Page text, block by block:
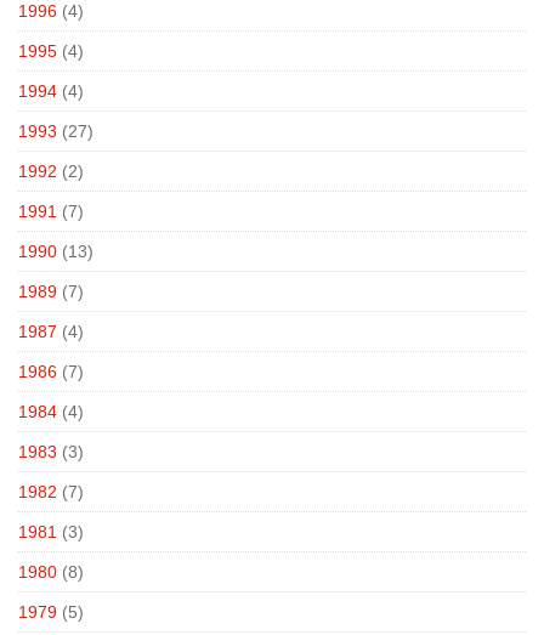
1996 (4)
1995 (4)
1994 (4)
1993 (27)
1992 (2)
1991 (7)
1990 (13)
1989 (7)
1987 (4)
1986 (7)
1984 (4)
1983 (3)
1982 (7)
1981 (3)
1980 (8)
1979 (5)